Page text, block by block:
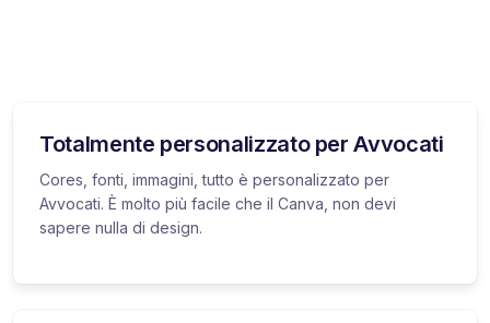
Totalmente personalizzato per Avvocati
Cores, fonti, immagini, tutto è personalizzato per
Avvocati. È molto più facile che il Canva, non devi
sapere nulla di design.